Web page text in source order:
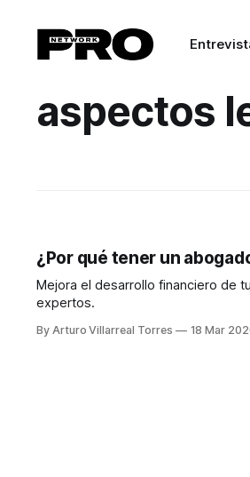
aspectos
¿Por qué tener un
Mejora el desarrollo financiero de
expertos.
By Arturo Villarreal Torres 18 Mar